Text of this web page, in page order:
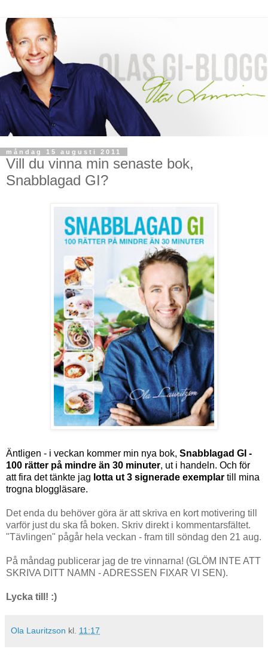
måndag 15 augusti 2011
Vill du vinna min senaste bok,
Snabblagad GI?
Äntligen - i veckan kommer min nya bok, Snabblagad GI -
100 rätter på mindre än 30 minuter, ut i handeln. Och för
att fira det tänkte jag lotta ut 3 signerade exemplar till mina
trogna bloggläsare.
Det enda du behöver göra är att skriva en kort motivering till
varför just du ska få boken. Skriv direkt i kommentarsfältet.
"Tävlingen" pågår hela veckan - fram till söndag den 21 aug.
På måndag publicerar jag de tre vinnarna! (GLÖM INTE ATT
SKRIVA DITT NAMN - ADRESSEN FIXAR VI SEN).
Lycka till! :)
Ola Lauritzson kl. 11:17